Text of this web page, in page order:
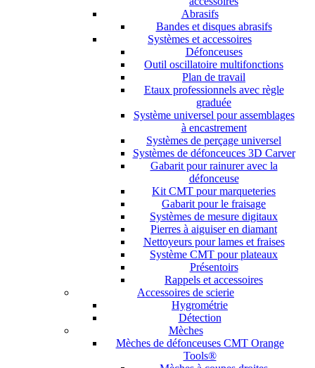
Abrasifs
Bandes et disques abrasifs
Systèmes et accessoires
Défonceuses
Outil oscillatoire multifonctions
Plan de travail
Etaux professionnels avec règle
graduée
Système universel pour assemblages
à encastrement
Systèmes de perçage universel
Systèmes de défonceuces 3D Carver
Gabarit pour rainurer avec la
défonceuse
Kit CMT pour marqueteries
Gabarit pour le fraisage
Systèmes de mesure digitaux
Pierres à aiguiser en diamant
Nettoyeurs pour lames et fraises
Système CMT pour plateaux
Présentoirs
Rappels et accessoires
Accessoires de scierie
Hygrométrie
Détection
Mèches
Mèches de défonceuses CMT Orange
Tools®